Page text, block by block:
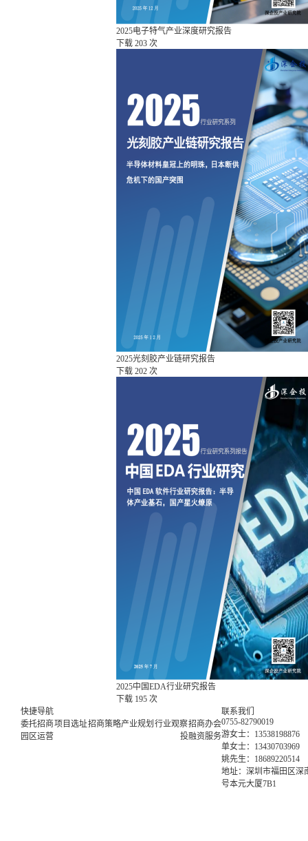
2025电子特气产业深度研究报告
下载 203 次
2025光刻胶产业链研究报告
下载 202 次
2025中国EDA行业研究报告
下载 195 次
快捷导航
委托招商项目选址招商策略产业规划 行业观察招商办会
园区运营
投融资服务
联系我们
0755-82790019
游女士：13538198876
单女士：13430703969
姚先生：18689220514
地址：深圳市福田区深
号本元大厦7B1